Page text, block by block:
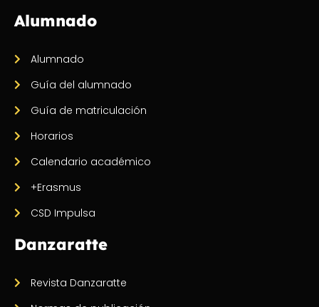
Alumnado
Alumnado
Guía del alumnado
Guía de matriculación
Horarios
Calendario académico
+Erasmus
CSD Impulsa
Danzaratte
Revista Danzaratte